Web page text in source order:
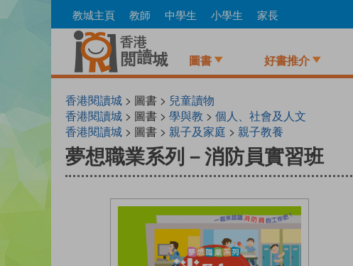
to
教城主頁 教師 中學生 小學生 家長
圖書 好書推介
香港閱讀城 > 圖書 > 兒童讀物
香港閱讀城 > 圖書 > 學與教 > 個人、社會及人文
香港閱讀城 > 圖書 > 親子及家庭 > 親子教養
夢想職業系列－消防員實習班